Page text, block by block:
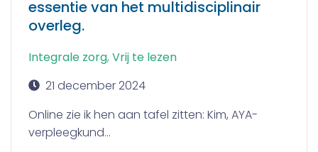
essentie van het multidisciplinair
overleg.
Integrale zorg, Vrij te lezen
21 december 2024
Online zie ik hen aan tafel zitten: Kim, AYA-
verpleegkund...